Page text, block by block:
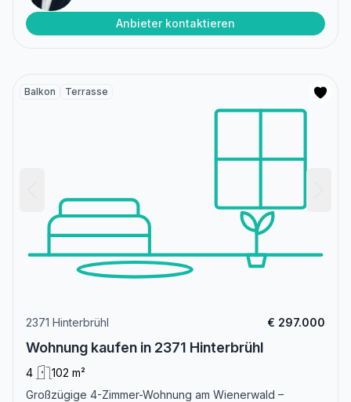
Anbieter kontaktieren
Balkon Terrasse
2371 Hinterbrühl € 297.000
Wohnung kaufen in 2371 Hinterbrühl
4
102 m²
Großzügige 4-Zimmer-Wohnung am Wienerwald –